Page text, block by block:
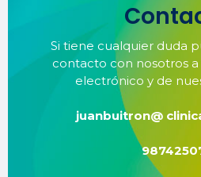
Si tiene cualquier duda
contacto con nosotros
electrónico y de
juanbuitron@